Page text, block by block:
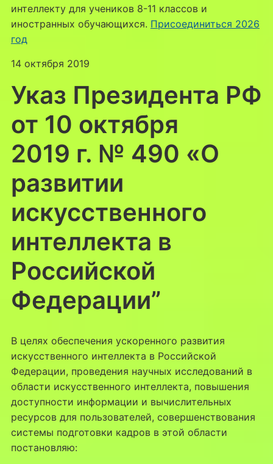
интеллекту для учеников 8-11 классов и
иностранных обучающихся. Присоединиться 2026
год
14 октября 2019
Указ Президента РФ
от 10 октября
2019 г. № 490 «О
развитии
искусственного
интеллекта в
Российской
Федерации”
В целях обеспечения ускоренного развития
искусственного интеллекта в Российской
Федерации, проведения научных исследований в
области искусственного интеллекта, повышения
доступности информации и вычислительных
ресурсов для пользователей, совершенствования
системы подготовки кадров в этой области
постановляю: